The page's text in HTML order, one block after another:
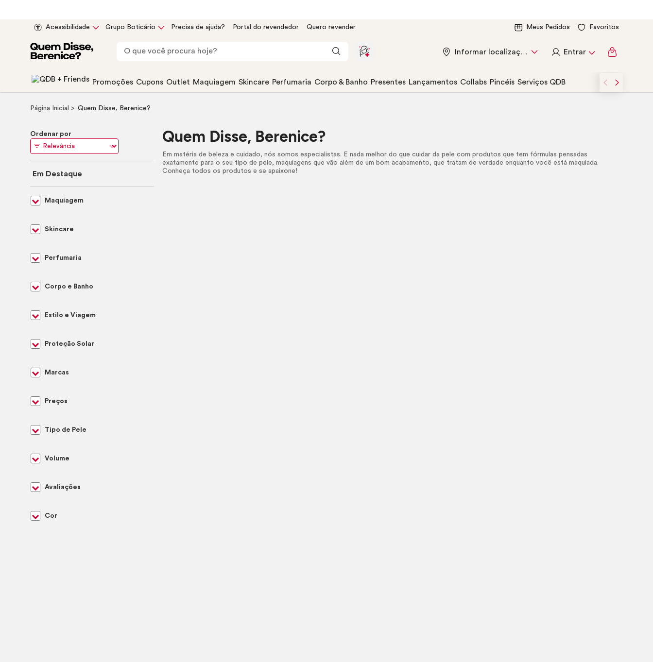
Acessibilidade Grupo Boticário Precisa de ajuda? Portal do revendedor Quero revender Meus Pedidos Favoritos
Informar localização Entrar
Promoções Cupons Outlet Maquiagem Skincare Perfumaria Corpo & Banho Presentes Lançamentos Collabs Pincéis Serviços QDB
Página Inicial Quem Disse, Berenice?
Quem Disse, Berenice?
Em matéria de beleza e cuidado, nós somos especialistas. E nada melhor do que cuidar da pele com produtos que tem fórmulas pensadas
exatamente para o seu tipo de pele, maquiagens que vão além de um bom acabamento, que tratam de verdade enquanto você está maquiada.
Conheça todos os produtos e se apaixone!
Ordenar por
Em Destaque
Maquiagem
Skincare
Perfumaria
Corpo e Banho
Estilo e Viagem
Proteção Solar
Marcas
Preços
Tipo de Pele
Volume
Avaliações
Cor